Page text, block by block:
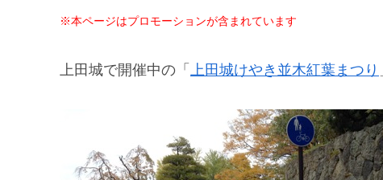
※本ページはプロモーションが含まれています
上田城で開催中の「 上田城けやき並木紅葉まつり